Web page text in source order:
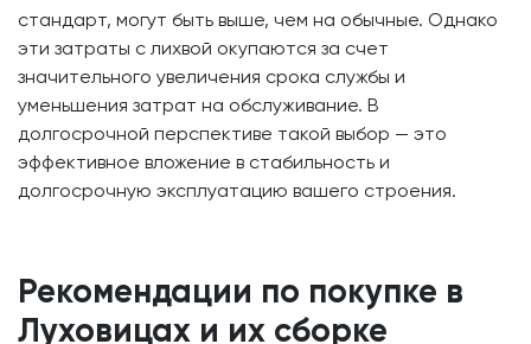
стандарт, могут быть выше, чем на обычные. Однако
эти затраты с лихвой окупаются за счет
значительного увеличения срока службы и
уменьшения затрат на обслуживание. В
долгосрочной перспективе такой выбор — это
эффективное вложение в стабильность и
долгосрочную эксплуатацию вашего строения.
Рекомендации по покупке в
Луховицах и их сборке